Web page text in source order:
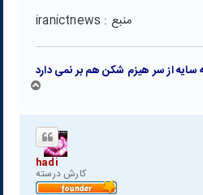
منبع : iranictnews
سایه از سر هیزم شکن هم بر نمی دارد
ل
hadi
كارش درسته